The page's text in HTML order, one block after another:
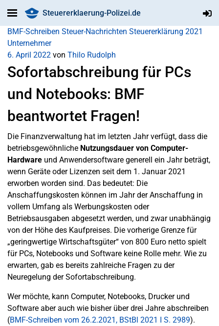
Steuererklaerung-Polizei.de
BMF-Schreiben Steuer-Nachrichten Steuererklärung 2021
Unternehmer
6. April 2022 von Thilo Rudolph
Sofortabschreibung für PCs
und Notebooks: BMF
beantwortet Fragen!
Die Finanzverwaltung hat im letzten Jahr verfügt, dass die
betriebsgewöhnliche Nutzungsdauer von Computer-
Hardware und Anwendersoftware generell ein Jahr beträgt,
wenn Geräte oder Lizenzen seit dem 1. Januar 2021
erworben worden sind. Das bedeutet: Die
Anschaffungskosten können im Jahr der Anschaffung in
vollem Umfang als Werbungskosten oder
Betriebsausgaben abgesetzt werden, und zwar unabhängig
von der Höhe des Kaufpreises. Die vorherige Grenze für
„geringwertige Wirtschaftsgüter“ von 800 Euro netto spielt
für PCs, Notebooks und Software keine Rolle mehr. Wie zu
erwarten, gab es bereits zahlreiche Fragen zu der
Neuregelung der Sofortabschreibung.
Wer möchte, kann Computer, Notebooks, Drucker und
Software aber auch wie bisher über drei Jahre abschreiben
(BMF-Schreiben vom 26.2.2021, BStBl 2021 I S. 2989).